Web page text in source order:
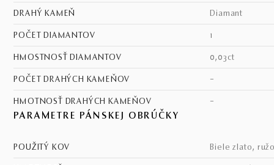
DRAHÝ KAMEŇ diamant
POČET DIAMANTOV 1
HMOSTNOSŤ DIAMANTOV 0,03ct
POČET DRAHÝCH KAMEŇOV –
HMOTNOSŤ DRAHÝCH KAMEŇOV –
PARAMETRE PÁNSKEJ OBRÚČKY
POUŽITÝ KOV biele zlato,